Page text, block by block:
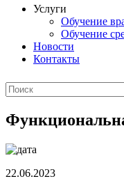
Услуги
Обучение
Обучение
Новости
Контакты
22.06.2023